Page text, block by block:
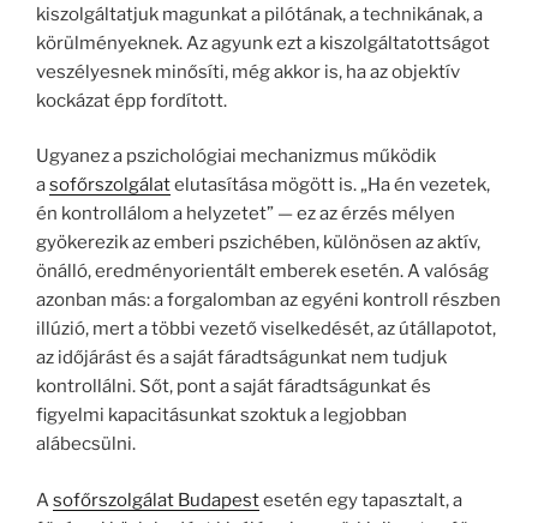
kiszolgáltatjuk magunkat a pilótának, a technikának, a
körülményeknek. Az agyunk ezt a kiszolgáltatottságot
veszélyesnek minősíti, még akkor is, ha az objektív
kockázat épp fordított.
Ugyanez a pszichológiai mechanizmus működik
asofőrszolgálatelutasítása mögött is. „Ha én vezetek,
én kontrollálom a helyzetet” — ez az érzés mélyen
gyökerezik az emberi pszichében, különösen az aktív,
önálló, eredményorientált emberek esetén. A valóság
azonban más: a forgalomban az egyéni kontroll részben
illúzió, mert a többi vezető viselkedését, az útállapotot,
az időjárást és a saját fáradtságunkat nem tudjuk
kontrollálni. Sőt, pont a saját fáradtságunkat és
figyelmi kapacitásunkat szoktuk a legjobban
alábecsülni.
Asofőrszolgálat Budapestesetén egy tapasztalt, a